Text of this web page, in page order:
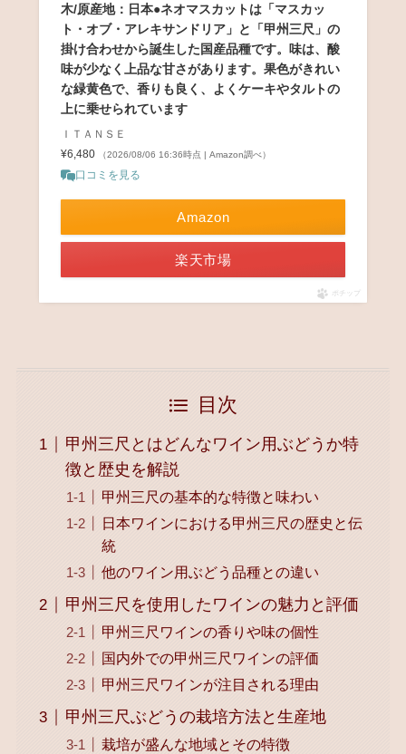
木/原産地：日本●ネオマスカットは「マスカッ
ト・オブ・アレキサンドリア」と「甲州三尺」の
掛け合わせから誕生した国産品種です。味は、酸
味が少なく上品な甘さがあります。果色がきれい
な緑黄色で、香りも良く、よくケーキやタルトの
上に乗せられています
ＩＴＡＮＳＥ
¥6,480
（2026/08/06 16:36時点 | Amazon調べ）
口コミを見る
Amazon
楽天市場
ポチップ
目次
甲州三尺とはどんなワイン用ぶどうか特
徴と歴史を解説
甲州三尺の基本的な特徴と味わい
日本ワインにおける甲州三尺の歴史と伝
統
他のワイン用ぶどう品種との違い
甲州三尺を使用したワインの魅力と評価
甲州三尺ワインの香りや味の個性
国内外での甲州三尺ワインの評価
甲州三尺ワインが注目される理由
甲州三尺ぶどうの栽培方法と生産地
栽培が盛んな地域とその特徴